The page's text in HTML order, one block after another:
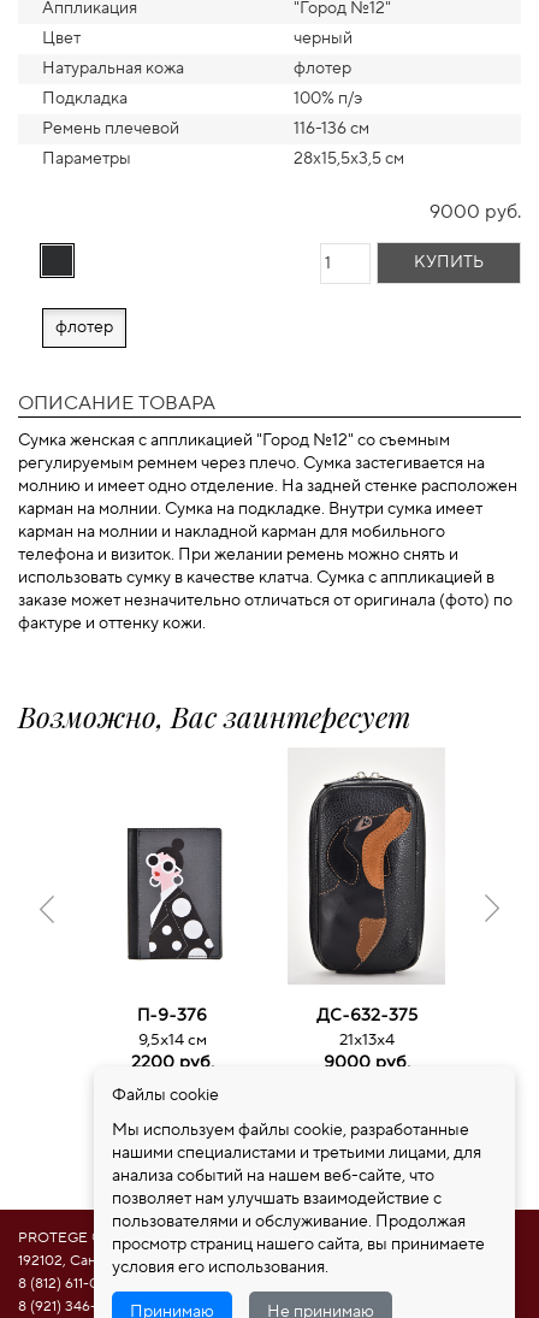
Аппликация
"Город №12"
Цвет
черный
Натуральная кожа
флотер
Подкладка
100% п/э
Ремень плечевой
116-136 см
Параметры
28х15,5х3,5 см
9000 руб.
КУПИТЬ
флотер
ОПИСАНИЕ ТОВАРА
Сумка женская с аппликацией "Город №12" со съемным
регулируемым ремнем через плечо. Сумка застегивается на
молнию и имеет одно отделение. На задней стенке расположен
карман на молнии. Сумка на подкладке. Внутри сумка имеет
карман на молнии и накладной карман для мобильного
телефона и визиток. При желании ремень можно снять и
использовать сумку в качестве клатча. Сумка с аппликацией в
заказе может незначительно отличаться от оригинала (фото) по
фактуре и оттенку кожи.
Возможно, Вас заинтересует
П-9-376
9,5х14 см
2200 руб.
ДС-632-375
21х13х4
9000 руб.
PROTEGE ®
192102, Санкт-Петербург, ул. Самойловой 5, ПСК "Нобелевская дорога"
8 (812) 611-08-81
8 (921) 346-85-39
Файлы cookie
Мы используем файлы cookie, разработанные
нашими специалистами и третьими лицами, для
анализа событий на нашем веб-сайте, что
позволяет нам улучшать взаимодействие с
пользователями и обслуживание. Продолжая
просмотр страниц нашего сайта, вы принимаете
условия его использования.
Принимаю Не принимаю